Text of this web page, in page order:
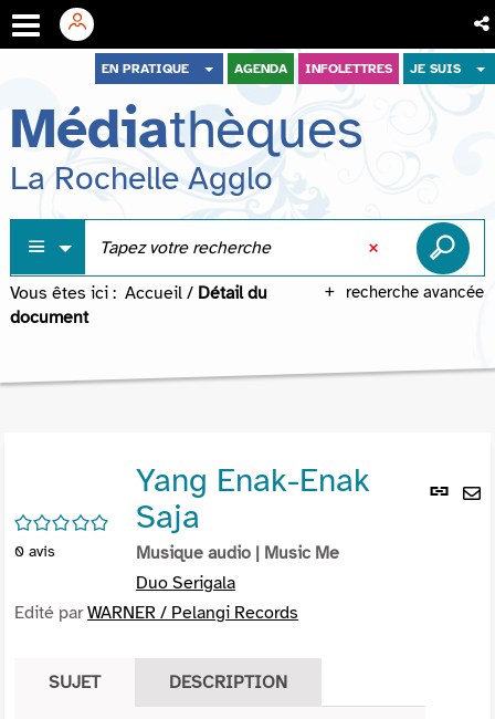
menu
contenu
recherche
EN PRATIQUE AGENDA INFOLETTRES JE SUIS
Médiathèques
La Rochelle Agglo
recherche avancée
Vous êtes ici : Accueil / Détail du
document
Lien
/5
0 avis
Yang Enak-Enak
Saja
Musique audio | Music Me
Duo Serigala
Edité parWARNER / Pelangi Records
SUJET DESCRIPTION